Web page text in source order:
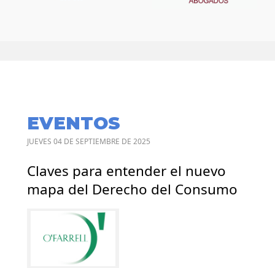
EVENTOS
JUEVES 04 DE SEPTIEMBRE DE 2025
Claves para entender el nuevo
mapa del Derecho del Consumo